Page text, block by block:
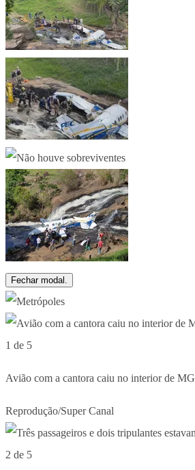
Fechar modal.
1 de 5
Avião com a cantora caiu no interior de MG
Reprodução/Super Canal
2 de 5